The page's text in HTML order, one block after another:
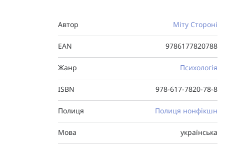
Автор Міту Стороні
EAN 9786177820788
Жанр Психологія
ISBN 978-617-7820-78-8
Полиця Полиця нонфікшн
Мова українська